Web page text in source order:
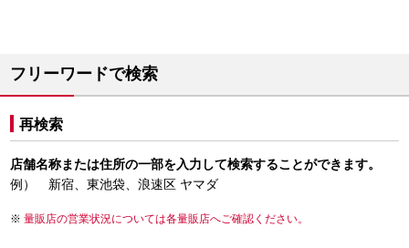
フリーワードで検索
再検索
店舗名称または住所の一部を入力して検索することができます。
例） 新宿、東池袋、浪速区 ヤマダ
量販店の営業状況については各量販店へご確認ください。